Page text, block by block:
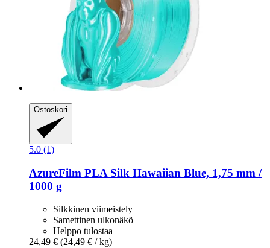
Ostoskori
5.0 (1)
AzureFilm PLA Silk Hawaiian Blue, 1,75 mm /
1000 g
Silkkinen viimeistely
Samettinen ulkonäkö
Helppo tulostaa
24,49 € (24,49 € / kg)